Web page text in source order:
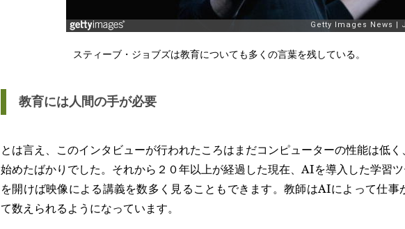
スティーブ・ジョブズは教育についても多くの言葉を残している。
教育には人間の手が必要
とは言え、このインタビューが行われたころはまだコンピューターの性能は低
始めたばかりでした。それから２０年以上が経過した現在、AIを導入した学習
を開けば映像による講義を数多く見ることもできます。教師はAIによって仕事
て数えられるようになっています。